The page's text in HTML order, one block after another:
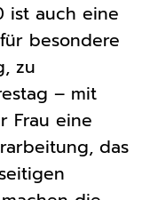
ist auch eine
besondere
zu
– mit
Frau eine
das